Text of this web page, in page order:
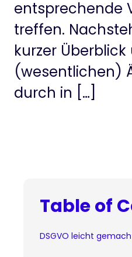
entsprechende
treffen.
kurzer Überblick
(wesentlichen)
durch in […]
Table of
DSGVO leicht